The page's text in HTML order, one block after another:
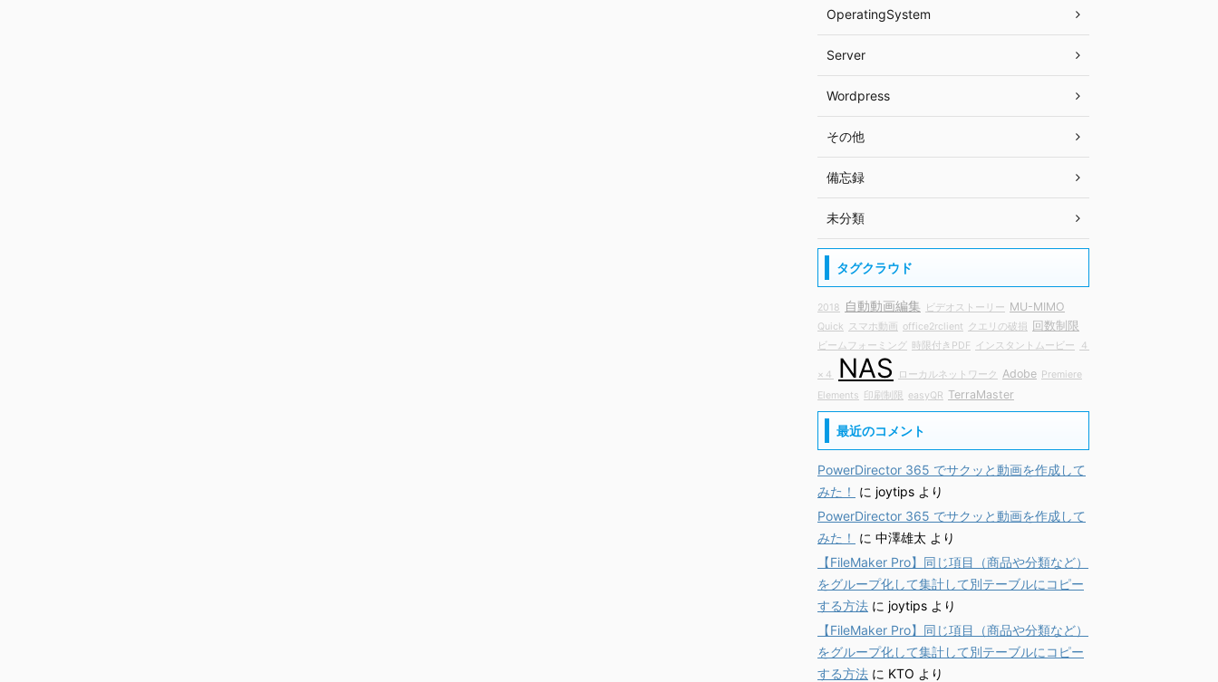
OperatingSystem
Server
Wordpress
その他
備忘録
未分類
タグクラウド
2018 自動動画編集 ビデオストーリー MU-MIMO
Quick スマホ動画 office2rclient クエリの破損 回数制限
ビームフォーミング 時限付きPDF インスタントムービー ４
×４ NAS ローカルネットワーク Adobe Premiere
Elements 印刷制限 easyQR TerraMaster
最近のコメント
PowerDirector 365 でサクッと動画を作成して
みた！
に joytips より
PowerDirector 365 でサクッと動画を作成して
みた！
に 中澤雄太 より
【FileMaker Pro】同じ項目（商品や分類など）
をグループ化して集計して別テーブルにコピー
する方法 に joytips より
【FileMaker Pro】同じ項目（商品や分類など）
をグループ化して集計して別テーブルにコピー
する方法 に KTO より